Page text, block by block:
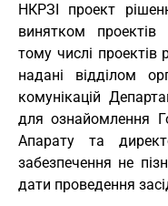
НКРЗІ проект
винятком проектів
тому числі проектів
надані відділом
комунікацій
для ознайомлення
Апарату та
забезпечення не
дати проведення